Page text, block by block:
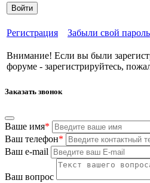
Войти
Регистрация Забыли свой
Внимание! Если вы были
форуме - зарегистрируйтесь,
Заказать звонок
Ваше имя*
Ваш телефон*
Ваш e-mail
Ваш вопрос